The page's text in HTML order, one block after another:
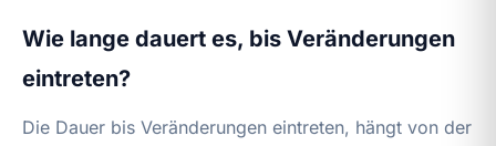
Wie lange dauert es, bis Veränderungen
eintreten?
Die Dauer bis Veränderungen eintreten, hängt von der